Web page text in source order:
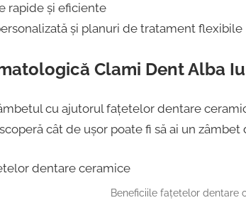
rapide și eficiente
și planuri de tratament flexibile
Clami Dent Alba
cu ajutorul fațetelor dentare
cât de ușor poate fi să ai un zâmbet
Beneficiile fațetelor dentare